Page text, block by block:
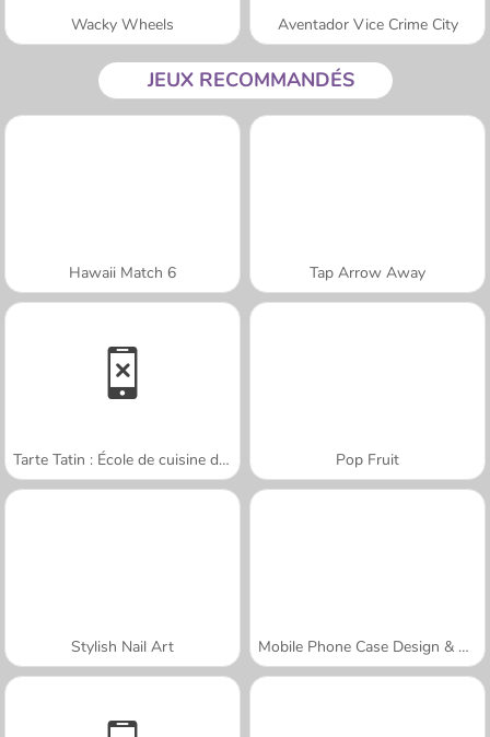
Wacky Wheels Aventador Vice Crime City
JEUX RECOMMANDÉS
Hawaii Match 6 Tap Arrow Away
Tarte Tatin : École de cuisine de Sara Pop Fruit
Stylish Nail Art Mobile Phone Case Design & DIY